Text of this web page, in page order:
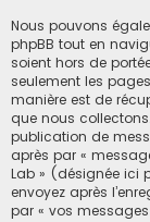
Nous pouvons
phpBB tout en
soient hors de
seulement les
manière est de
que nous
publication de
après par «
Lab » (désignée ici
envoyez après
par « vos